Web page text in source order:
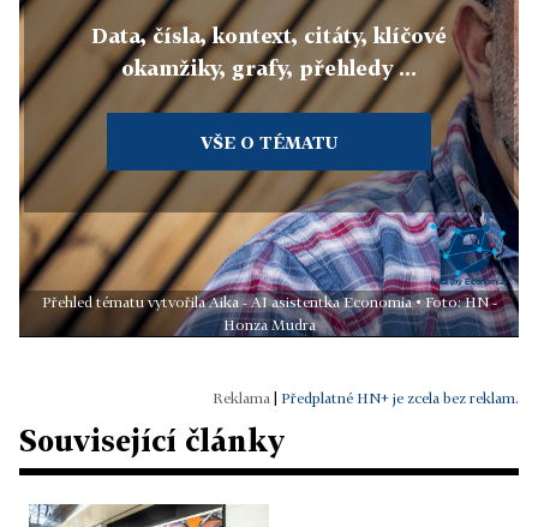
Data, čísla, kontext, citáty, klíčové
okamžiky, grafy, přehledy ...
VŠE O TÉMATU
Přehled tématu vytvořila Aika - AI asistentka Economia • Foto: HN -
Honza Mudra
Předplatné HN+ je zcela bez reklam.
Související články